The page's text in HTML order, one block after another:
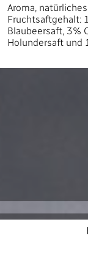
Aroma,
Fruchtsaftgehalt:
Blaubeersaft, 3%
Holundersaft und